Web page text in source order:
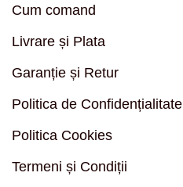
Cum comand
Livrare și Plata
Garanție și Retur
Politica de Confidențialitate
Politica Cookies
Termeni și Condiții